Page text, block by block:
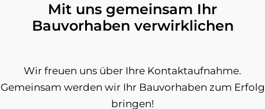
Mit uns gemeinsam Ihr
Bauvorhaben verwirklichen
Wir freuen uns über Ihre Kontaktaufnahme.
Gemeinsam werden wir Ihr Bauvorhaben zum Erfolg
bringen!